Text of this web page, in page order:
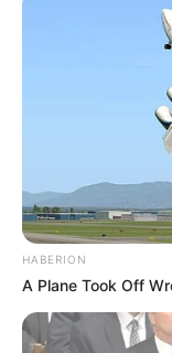
4. Sepedaan di
HABERION
A Plane Took Off